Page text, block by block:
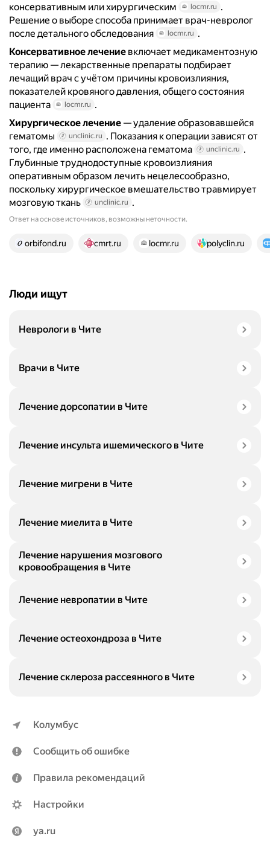
консервативным или хирургическим
locmr.ru .
Решение о выборе способа принимает врач-невролог
после детального обследования
locmr.ru .
Консервативное лечение включает медикаментозную
терапию — лекарственные препараты подбирает
лечащий врач с учётом причины кровоизлияния,
показателей кровяного давления, общего состояния
пациента
locmr.ru .
Хирургическое лечение — удаление образовавшейся
гематомы
unclinic.ru . Показания к операции зависят от
того, где именно расположена гематома
unclinic.ru .
Глубинные труднодоступные кровоизлияния
оперативным образом лечить нецелесообразно,
поскольку хирургическое вмешательство травмирует
мозговую ткань
unclinic.ru .
Ответ на основе источников, возможны неточности.
14 источников
orbifond.ru cmrt.ru locmr.ru polyclin.ru
Люди ищут
Неврологи в Чите
Врачи в Чите
Лечение дорсопатии в Чите
Лечение инсульта ишемического в Чите
Лечение мигрени в Чите
Лечение миелита в Чите
Лечение нарушения мозгового
кровообращения в Чите
Лечение невропатии в Чите
Лечение остеохондроза в Чите
Лечение склероза рассеянного в Чите
Колумбус
Сообщить об ошибке
Правила рекомендаций
Настройки
ya.ru